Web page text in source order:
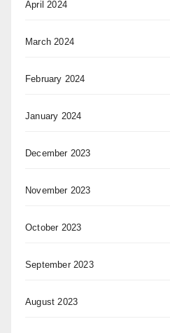
April 2024
March 2024
February 2024
January 2024
December 2023
November 2023
October 2023
September 2023
August 2023